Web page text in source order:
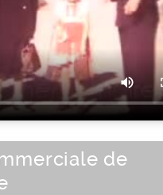
de